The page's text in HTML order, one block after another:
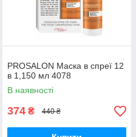
PROSALON Маска в спреї 12
в 1,150 мл 4078
В наявності
374 ₴ 440 ₴